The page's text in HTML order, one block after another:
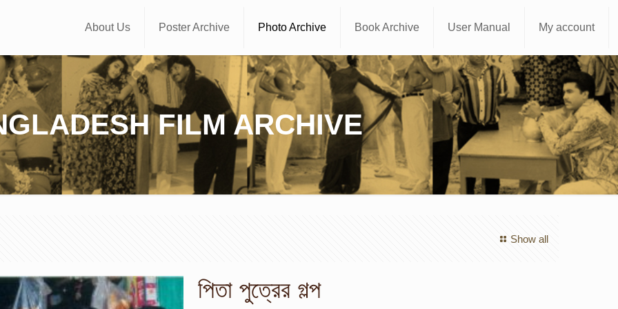
About Us Poster Archive Photo Archive Book Archive User Manual My account
FILM ARCHIVE
Show all
পিতা পুত্রের গল্প